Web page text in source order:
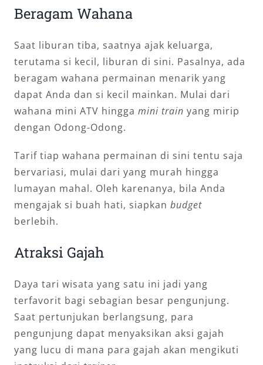
Beragam Wahana
Saat liburan tiba, saatnya ajak keluarga,
terutama si kecil, liburan di sini. Pasalnya, ada
beragam wahana permainan menarik yang
dapat Anda dan si kecil mainkan. Mulai dari
wahana mini ATV hingga mini train yang mirip
dengan Odong-Odong.
Tarif tiap wahana permainan di sini tentu saja
bervariasi, mulai dari yang murah hingga
lumayan mahal. Oleh karenanya, bila Anda
mengajak si buah hati, siapkan budget
berlebih.
Atraksi Gajah
Daya tari wisata yang satu ini jadi yang
terfavorit bagi sebagian besar pengunjung.
Saat pertunjukan berlangsung, para
pengunjung dapat menyaksikan aksi gajah
yang lucu di mana para gajah akan mengikuti